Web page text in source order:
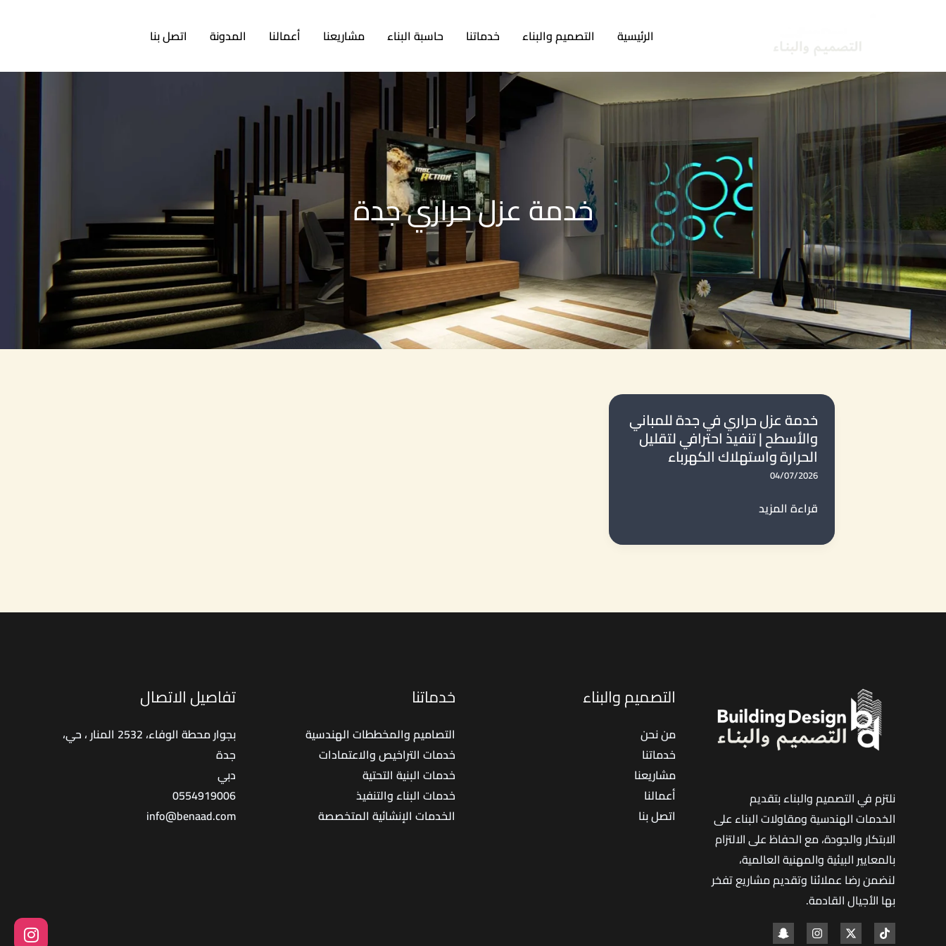
الرئيسية التصميم والبناء خدماتنا حاسبة البناء مشاريعنا أعمالنا المدونة اتصل بنا
خدمة عزل حراري جدة
خدمة عزل حراري في جدة للمباني
والأسطح | تنفيذ احترافي لتقليل
الحرارة واستهلاك الكهرباء
04/07/2026
خدمة
حراري
للمباني
لتقليل
الحرارة
واستهلاك
قراءة المزيد
نلتزم في التصميم والبناء بتقديم
الخدمات الهندسية ومقاولات البناء على
الابتكار والجودة، مع الحفاظ على الالتزام
بالمعايير البيئية والمهنية العالمية،
لنضمن رضا عملائنا وتقديم مشاريع تفخر
بها الأجيال القادمة.
التصميم والبناء
من نحن
خدماتنا
مشاريعنا
أعمالنا
اتصل بنا
خدماتنا
التصاميم والمخططات الهندسية
خدمات التراخيص والاعتمادات
خدمات البنية التحتية
خدمات البناء والتنفيذ
الخدمات الإنشائية المتخصصة
تفاصيل الاتصال
بجوار محطة الوفاء، 2532 المنار ، حي،
جدة
دبي
0554919006
info@benaad.com